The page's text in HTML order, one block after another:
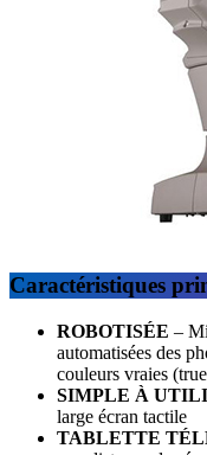
Caractéristiques
ROBOTISÉE –
automatisées des
couleurs vraies
SIMPLE À
large écran tactile
TABLETTE